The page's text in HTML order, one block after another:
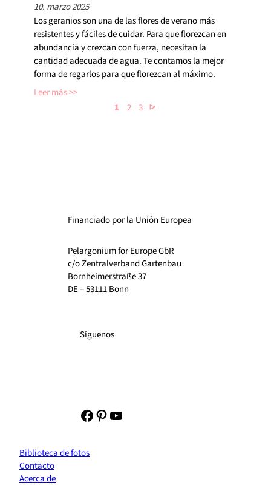
10. marzo 2025
Los geranios son una de las flores de verano más
resistentes y fáciles de cuidar. Para que florezcan en
abundancia y crezcan con fuerza, necesitan la
cantidad adecuada de agua. Te contamos la mejor
forma de regarlos para que florezcan al máximo.
Leer más
1
2 3 ⊳
Financiado por la Unión Europea
Pelargonium for Europe GbR
c/o Zentralverband Gartenbau
Bornheimerstraße 37
DE – 53111 Bonn
Síguenos
Facebook
Pinterest
YouTube
Biblioteca de fotos
Contacto
Acerca de